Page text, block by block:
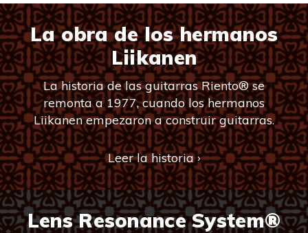
La obra de los hermanos
Liikanen
La historia de las guitarras Riento® se
remonta a 1977, cuando los hermanos
Liikanen empezaron a construir guitarras.
Leer la historia ›
Lens Resonance System®